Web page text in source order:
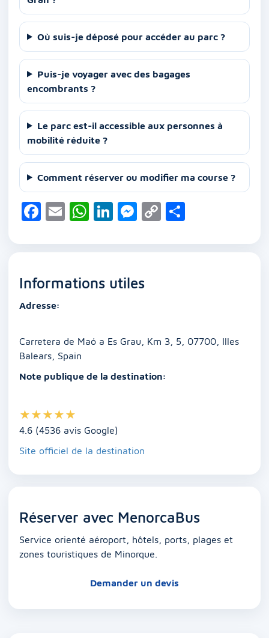
Où suis-je déposé pour accéder au parc ?
Puis-je voyager avec des bagages
encombrants ?
Le parc est-il accessible aux personnes à
mobilité réduite ?
Comment réserver ou modifier ma course ?
F
c
b
o
k
E
ai
W
at
A
Li
k
dI
M
ss
n
C
p ta
Informations utiles
Adresse:
Carretera de Maó a Es Grau, Km 3, 5, 07700, Illes
Balears, Spain
Note publique de la destination:
★★★★★
4.6 (4536 avis Google)
Site officiel de la destination
Réserver avec MenorcaBus
Service orienté aéroport, hôtels, ports, plages et
zones touristiques de Minorque.
Demander un devis